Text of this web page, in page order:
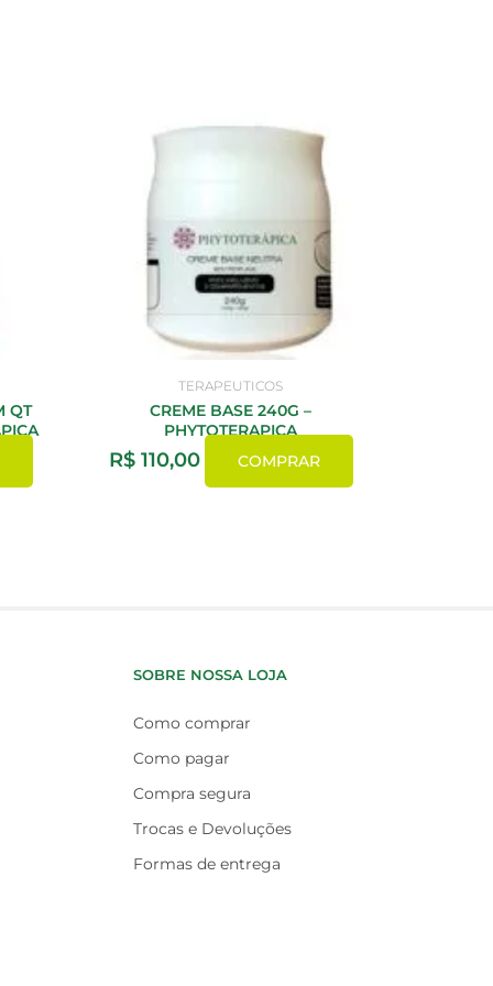
QT
TERAPEUTICOS
CREME BASE 240G –
PHYTOTERAPICA
R$110,00 COMPRAR
SOBRE NOSSA LOJA
Como comprar
Como pagar
Compra segura
Trocas e Devoluções
Formas de entrega